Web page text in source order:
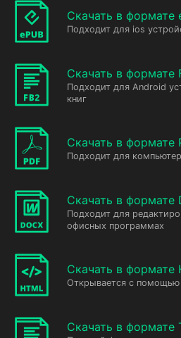
Скачать в формате
Подходит для ios
Скачать в формате
Подходит для Android
книг
Скачать в формате
Подходит для
Скачать в формате
Подходит для
офисных программах
Скачать в формате
Открывается с помощью
Скачать в формате